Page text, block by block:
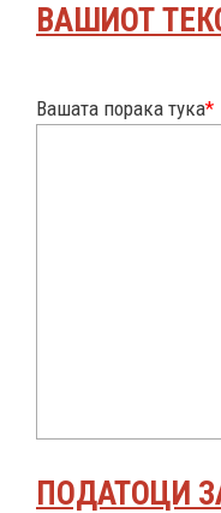
ВАШИОТ
Вашата порака тука*
ПОДАТОЦИ